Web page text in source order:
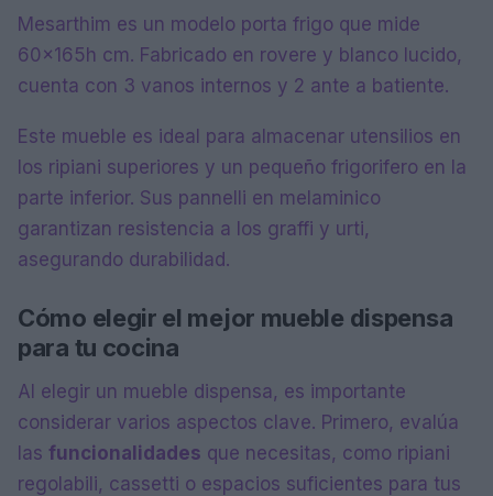
Mesarthim es un modelo porta frigo que mide
60x165h cm. Fabricado en rovere y blanco lucido,
cuenta con 3 vanos internos y 2 ante a batiente.
Este mueble es ideal para almacenar utensilios en
los ripiani superiores y un pequeño frigorifero en la
parte inferior. Sus pannelli en melaminico
garantizan resistencia a los graffi y urti,
asegurando durabilidad.
Cómo elegir el mejor mueble dispensa
para tu cocina
Al elegir un mueble dispensa, es importante
considerar varios aspectos clave. Primero, evalúa
las funcionalidades que necesitas, como ripiani
regolabili, cassetti o espacios suficientes para tus